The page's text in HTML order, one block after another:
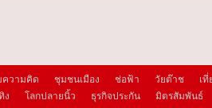
ความคิด ชุมชนเมือง ช่อฟ้า วัยต๊าช เที่
ง โลกปลายนิ้ว ธุรกิจประกัน มิตรสัมพันธ์